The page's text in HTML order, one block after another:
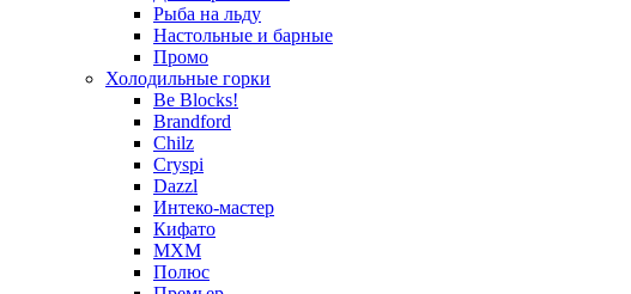
Рыба на льду
Настольные и барные
Промо
Холодильные горки
Be Blocks!
Brandford
Chilz
Cryspi
Dazzl
Интеко-мастер
Кифато
МХМ
Полюс